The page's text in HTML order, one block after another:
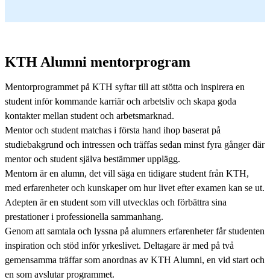
KTH Alumni mentorprogram
Mentorprogrammet på KTH syftar till att stötta och inspirera en
student inför kommande karriär och arbetsliv och skapa goda
kontakter mellan student och arbetsmarknad.
Mentor och student matchas i första hand ihop baserat på
studiebakgrund och intressen och träffas sedan minst fyra gånger där
mentor och student själva bestämmer upplägg.
Mentorn är en alumn, det vill säga en tidigare student från KTH,
med erfarenheter och kunskaper om hur livet efter examen kan se ut.
Adepten är en student som vill utvecklas och förbättra sina
prestationer i professionella sammanhang.
Genom att samtala och lyssna på alumners erfarenheter får studenten
inspiration och stöd inför yrkeslivet. Deltagare är med på två
gemensamma träffar som anordnas av KTH Alumni, en vid start och
en som avslutar programmet.